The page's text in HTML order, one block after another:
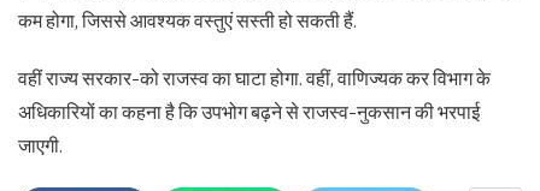
कम होगा, जिससे आवश्यक वस्तुएं सस्ती हो सकती हैं.
वहीं राज्य सरकार-को राजस्व का घाटा होगा. वहीं, वाणिज्यक कर विभाग के
अधिकारियों का कहना है कि उपभोग बढ़ने से राजस्व-नुकसान की भरपाई
जाएगी.